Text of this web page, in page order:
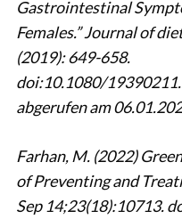
Gastrointestinal
Females.” Journal of
(2019): 649-658.
doi:10.1080/
abgerufen am
Farhan, M. (2022)
of Preventing and
Sep 14;23(18):10713.